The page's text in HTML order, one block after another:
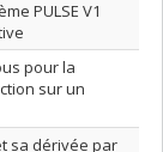
PULSE V1
pour la
sur un
sa dérivée par